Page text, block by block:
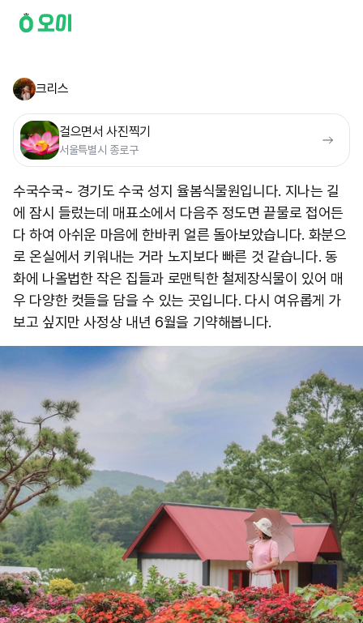
크리스
걸으면서 사진찍기
서울특별시 종로구
수국수국~ 경기도 수국 성지 율봄식물원입니다. 지나는 길
에 잠시 들렀는데 매표소에서 다음주 정도면 끝물로 접어든
다 하여 아쉬운 마음에 한바퀴 얼른 돌아보았습니다. 화분으
로 온실에서 키워내는 거라 노지보다 빠른 것 같습니다. 동
화에 나올법한 작은 집들과 로맨틱한 철제장식물이 있어 매
우 다양한 컷들을 담을 수 있는 곳입니다. 다시 여유롭게 가
보고 싶지만 사정상 내년 6월을 기약해봅니다.